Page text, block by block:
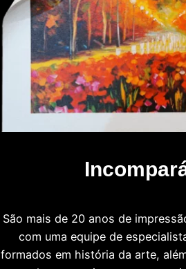
São mais de 20 anos de
com uma equipe de
formados em história da arte,